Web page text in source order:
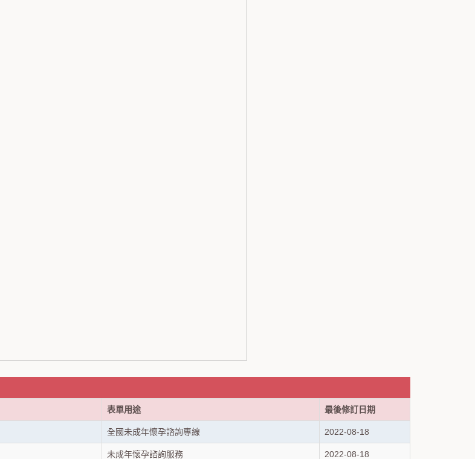
表單用途 最後修訂日期
全國未成年懷孕諮詢專線 2022-08-18
未成年懷孕諮詢服務 2022-08-18